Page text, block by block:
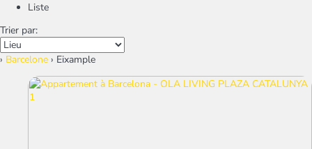
Liste
Trier par:
› Barcelone › Eixample